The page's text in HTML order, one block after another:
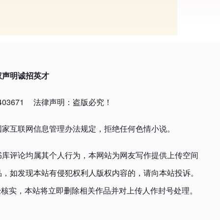
明诚招英才
法律声明：盗版必究！
互联网信息管理办法规定，拒绝任何色情小说。
评论均属其个人行为，本网站为网友写作提供上传空间
如发现本站有侵犯权利人版权内容的，请向本站投诉。
实，本站将立即删除相关作品并对上传人作封号处理。